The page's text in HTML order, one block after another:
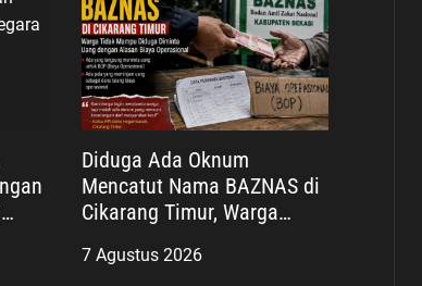
Diduga Ada Oknum
Mencatut Nama BAZNAS di
Cikarang Timur, Warga
Uang dengan Dalih Biaya
7 Agustus 2026